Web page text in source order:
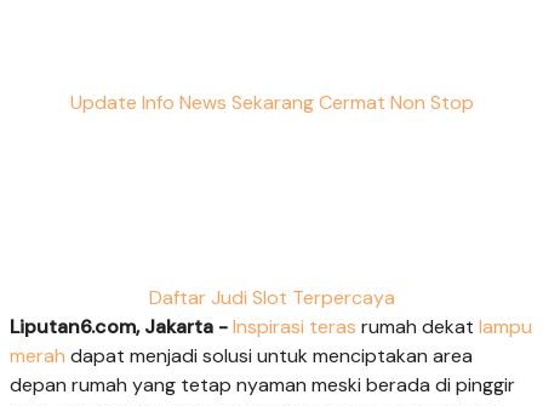
Update Info News Sekarang Cermat Non Stop
Daftar Judi Slot Terpercaya
Liputan6.com, Jakarta -Inspirasi teras rumah dekat lampu
merah dapat menjadi solusi untuk menciptakan area
depan rumah yang tetap nyaman meski berada di pinggir